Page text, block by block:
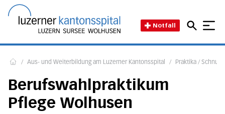
Notfall
/ Aus- und Weiterbildung am Luzerner Kantonsspital / Praktika /
Berufswahlpraktikum
Pflege Wolhusen